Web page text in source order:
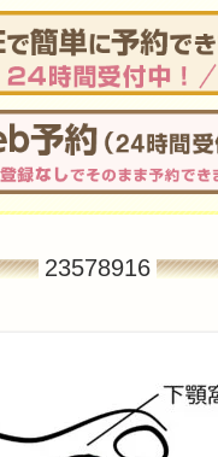
23578916